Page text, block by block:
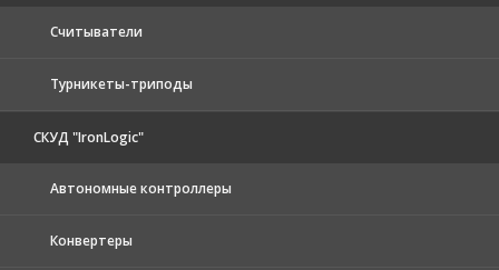
Считыватели
Турникеты-триподы
СКУД "IronLogic"
Автономные контроллеры
Конвертеры